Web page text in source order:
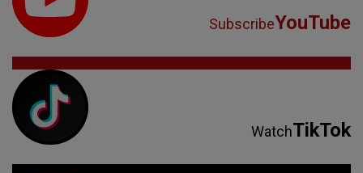
SubscribeYouTube
WatchTikTok